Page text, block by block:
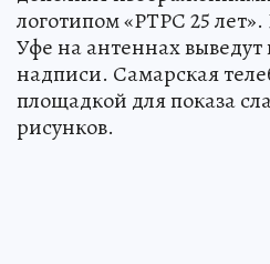
логотипом «РТРС 25
Уфе на антеннах
надписи. Самарская
площадкой для показа
рисунков.